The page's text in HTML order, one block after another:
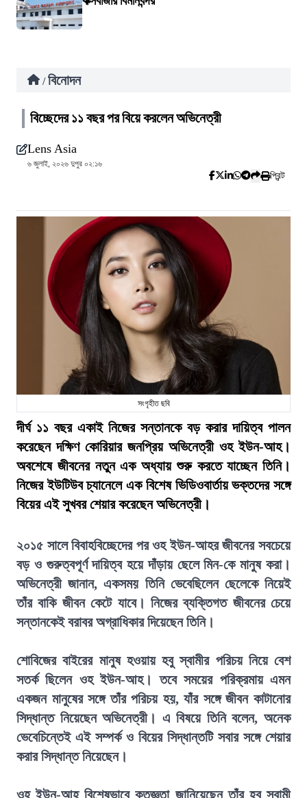
/ বিনোদন
বিচ্ছেদের ১১ বছর পর বিয়ে করলেন অভিনেত্রী
Lens Asia
৬ জুলাই, ২০২৬ দুপুর ০২:১৬
প্রিন্ট
সংগৃহীত ছবি
দীর্ঘ ১১ বছর একাই নিজের সন্তানকে বড় করার দায়িত্ব পালন
করেছেন দক্ষিণ কোরিয়ার জনপ্রিয় অভিনেত্রী ওহ ইউন-আহ।
অবশেষে জীবনের নতুন এক অধ্যায় শুরু করতে যাচ্ছেন তিনি।
নিজের ইউটিউব চ্যানেলে এক বিশেষ ভিডিওবার্তায় ভক্তদের সঙ্গে
বিয়ের এই সুখবর শেয়ার করেছেন অভিনেত্রী।
২০১৫ সালে বিবাহবিচ্ছেদের পর ওহ ইউন-আহর জীবনের সবচেয়ে
বড় ও গুরুত্বপূর্ণ দায়িত্ব হয়ে দাঁড়ায় ছেলে মিন-কে মানুষ করা।
অভিনেত্রী জানান, একসময় তিনি ভেবেছিলেন ছেলেকে নিয়েই
তাঁর বাকি জীবন কেটে যাবে। নিজের ব্যক্তিগত জীবনের চেয়ে
সন্তানকেই বরাবর অগ্রাধিকার দিয়েছেন তিনি।
শোবিজের বাইরের মানুষ হওয়ায় হবু স্বামীর পরিচয় নিয়ে বেশ
সতর্ক ছিলেন ওহ ইউন-আহ। তবে সময়ের পরিক্রমায় এমন
একজন মানুষের সঙ্গে তাঁর পরিচয় হয়, যাঁর সঙ্গে জীবন কাটানোর
সিদ্ধান্ত নিয়েছেন অভিনেত্রী। এ বিষয়ে তিনি বলেন, অনেক
ভেবেচিন্তেই এই সম্পর্ক ও বিয়ের সিদ্ধান্তটি সবার সঙ্গে শেয়ার
করার সিদ্ধান্ত নিয়েছেন।
ওহ ইউন-আহ বিশেষভাবে কৃতজ্ঞতা জানিয়েছেন তাঁর হবু স্বামী